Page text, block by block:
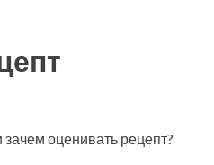
зачем оценивать рецепт?